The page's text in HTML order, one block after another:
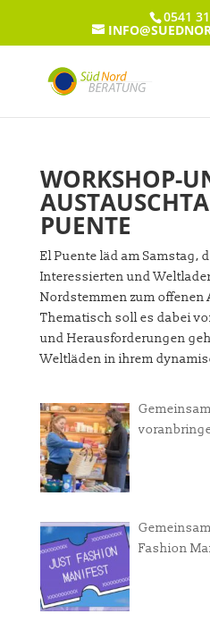
0541
WORKSHOP-
PUENTE
El Puente läd am Samstag,
Interessierten und
Nordstemmen zum offenen
Thematisch soll es dabei
und Herausforderungen
Weltläden in ihrem
Fashion